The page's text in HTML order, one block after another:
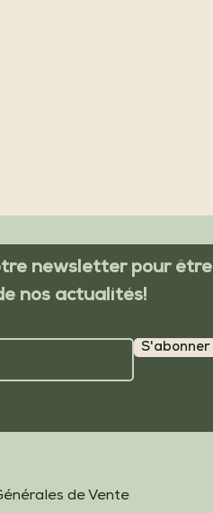
newsletter pour être
nos actualités!
S'abonner
de Vente